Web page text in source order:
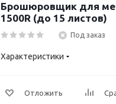
Брошюровщик для
1500R (до 15 листов)
Под заказ
Характеристики
Отложить